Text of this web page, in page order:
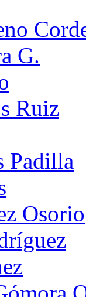
G.
Ruiz
Padilla
Osorio